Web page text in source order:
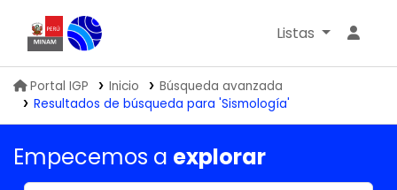
Biblioteca IGP
Listas
Portal IGP Inicio
Búsqueda avanzada
Resultados de búsqueda para 'Sismología'
Empecemos a explorar